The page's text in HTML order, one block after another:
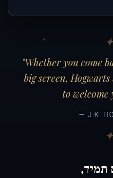
"Whether you come
big screen,
to welcome
— J.K.